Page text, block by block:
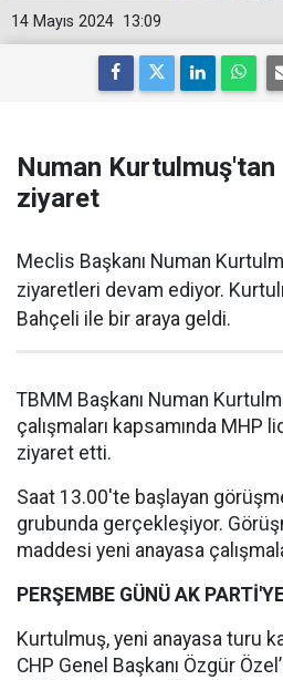
13:09
14 Mayıs 2024
Numan Kurtulmuş'tan
ziyaret
Meclis Başkanı Numan
ziyaretleri devam ediyor.
Bahçeli ile bir araya geldi.
TBMM Başkanı Numan
çalışmaları kapsamında MHP
ziyaret etti.
Saat 13.00'te başlayan
grubunda gerçekleşiyor.
maddesi yeni anayasa
PERŞEMBE GÜNÜ AK
Kurtulmuş, yeni anayasa turu
CHP Genel Başkanı Özgür